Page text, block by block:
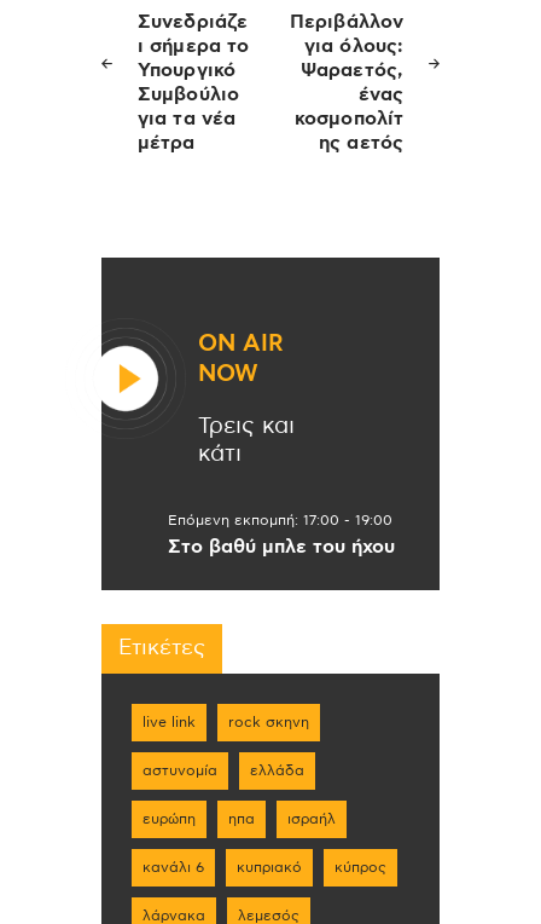
άρθρων
Συνεδριάζε
ι σήμερα το
Υπουργικό
Συμβούλιο
για τα νέα
μέτρα
Περιβάλλον
για όλους:
Ψαραετός,
ένας
κοσμοπολίτ
ης αετός
ON AIR
NOW
Τρεις και
κάτι
Επόμενη εκπομπή: 17:00 - 19:00
Στο βαθύ μπλε του ήχου
Ετικέτες
live link rock σκηνη
αστυνομία ελλάδα
ευρώπη ηπα ισραήλ
κανάλι 6 κυπριακό κύπρος
λάρνακα λεμεσός